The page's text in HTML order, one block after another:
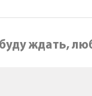
буду ждать,